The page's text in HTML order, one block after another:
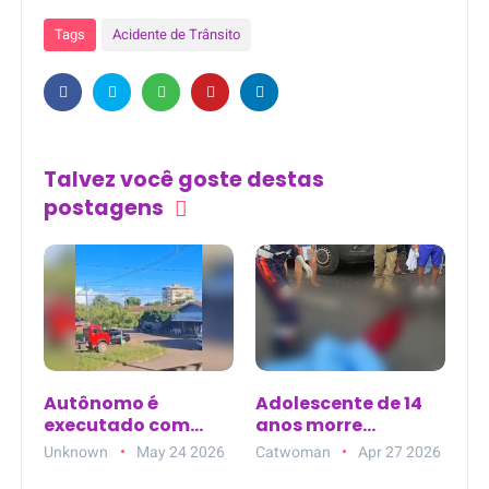
Tags Acidente de Trânsito
Talvez você goste destas
postagens
Autônomo é
executado com
vários tiros na
frente da família
Unknown May 24 2026
Adolescente de 14
anos morre
atropelada na
ciclofaixa da
Catwoman Apr 27 2026